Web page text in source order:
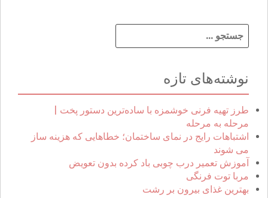
س
و
ب
ر
ا
ی
:
نوشته‌های تازه
طرز تهیه فرنی خوشمزه با ساده‌ترین دستور پخت |
مرحله به مرحله
اشتباهات رایج در نمای ساختمان؛ خطاهایی که هزینه ساز
می شوند
آموزش تعمیر درب چوبی باد کرده بدون تعویض
مربا توت فرنگی
بهترین غذای بیرون بر رشت